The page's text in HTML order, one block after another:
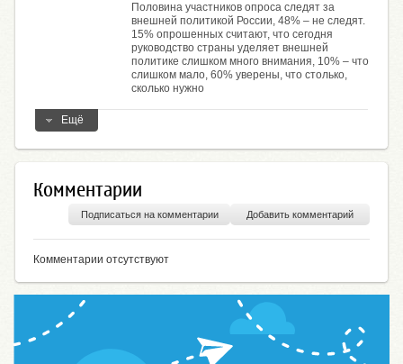
Половина участников опроса следят за
внешней политикой России, 48% – не следят.
15% опрошенных считают, что сегодня
руководство страны уделяет внешней
политике слишком много внимания, 10% – что
слишком мало, 60% уверены, что столько,
сколько нужно
Ещё
Комментарии
Добавить комментарий
Подписаться на комментарии
Комментарии отсутствуют